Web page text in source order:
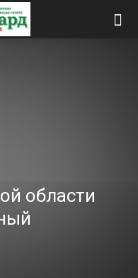
области